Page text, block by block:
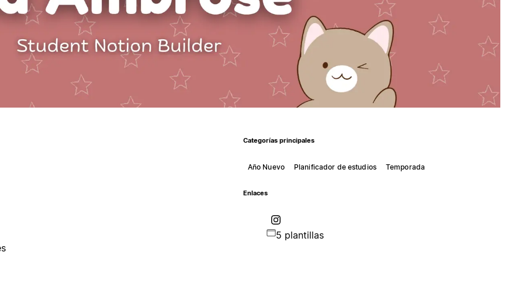
Categorías principales
Año Nuevo Planificador de estudios Temporada
Enlaces
5 plantillas